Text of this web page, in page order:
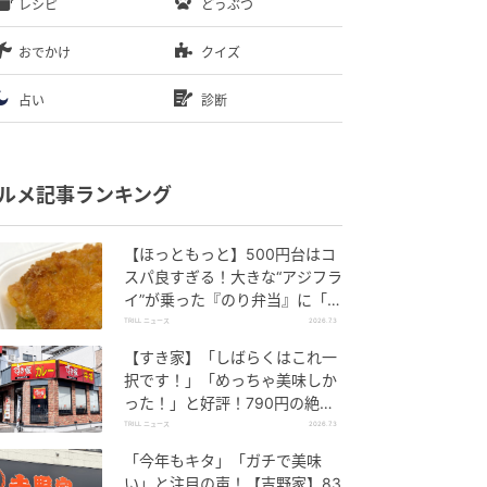
レシピ どうぶつ
おでかけ クイズ
占い 診断
メ記事ランキング
【ほっともっと】500円台はコ
スパ良すぎる！大きな“アジフラ
イ”が乗った『のり弁当』に「ふ
っくら」「うまそうだ！」と好
TRILL ニュース 2026.7.3
【すき家】「しばらくはこれ一
択です！」「めっちゃ美味しか
った！」と好評！790円の絶品
丼、もうチェックした？
TRILL ニュース 2026.7.3
「今年もキタ」「ガチで美味
い」と注目の声！【吉野家】83